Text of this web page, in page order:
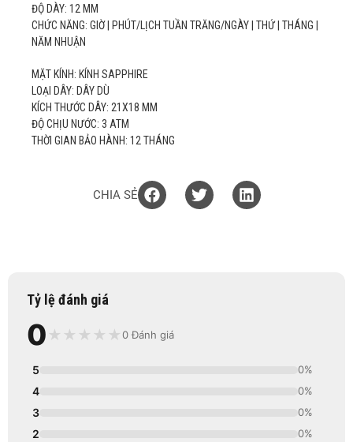
ĐỘ DÀY: 12 MM
CHỨC NĂNG: GIỜ | PHÚT/LỊCH TUẦN TRĂNG/NGÀY | THỨ | THÁNG |
NĂM NHUẬN
MẶT KÍNH: KÍNH SAPPHIRE
LOẠI DÂY: DÂY DÙ
KÍCH THƯỚC DÂY: 21X18 MM
ĐỘ CHỊU NƯỚC: 3 ATM
THỜI GIAN BẢO HÀNH: 12 THÁNG
CHIA SẺ
Tỷ lệ đánh giá
0 ★ ★ ★ ★ ★0 Đánh giá
5 0%
4 0%
3 0%
2 0%